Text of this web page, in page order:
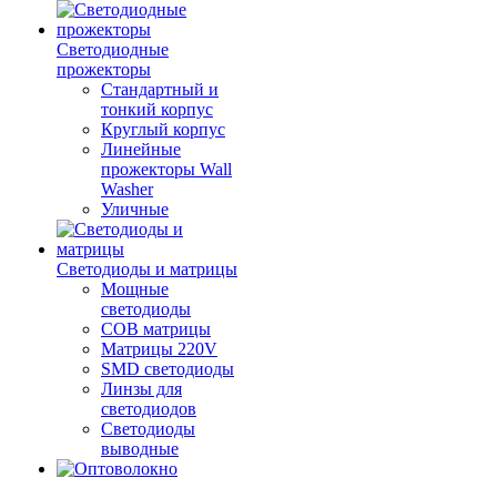
Светодиодные
прожекторы
Стандартный и
тонкий корпус
Круглый корпус
Линейные
прожекторы Wall
Washer
Уличные
Светодиоды и матрицы
Мощные
светодиоды
COB матрицы
Матрицы 220V
SMD светодиоды
Линзы для
светодиодов
Светодиоды
выводные